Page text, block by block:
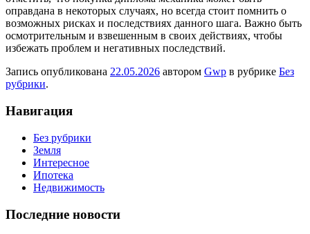
оправдана в некоторых случаях, но всегда стоит помнить о
возможных рисках и последствиях данного шага. Важно быть
осмотрительным и взвешенным в своих действиях, чтобы
избежать проблем и негативных последствий.
Запись опубликована 22.05.2026 автором Gwp в рубрике Без
рубрики.
Навигация
Без рубрики
Земля
Интересное
Ипотека
Недвижимость
Последние новости